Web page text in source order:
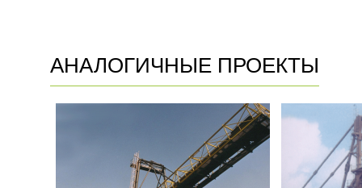
АНАЛОГИЧНЫЕ ПРОЕКТЫ